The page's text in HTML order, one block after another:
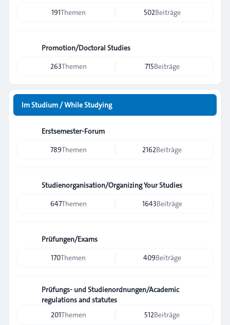
191Themen 502Beiträge
Promotion/Doctoral Studies
263Themen 715Beiträge
Im Studium / While Studying
Erstsemester-Forum
789Themen 2162Beiträge
Studienorganisation/Organizing Your Studies
647Themen 1643Beiträge
Prüfungen/Exams
170Themen 409Beiträge
Prüfungs- und Studienordnungen/Academic
regulations and statutes
201Themen 512Beiträge